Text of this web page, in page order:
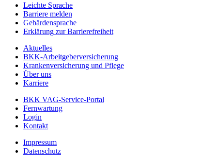
Leichte Sprache
Barriere melden
Gebärdensprache
Erklärung zur Barrierefreiheit
Aktuelles
BKK-Arbeitgeberversicherung
Krankenversicherung und Pflege
Über uns
Karriere
BKK VAG-Service-Portal
Fernwartung
Login
Kontakt
Impressum
Datenschutz